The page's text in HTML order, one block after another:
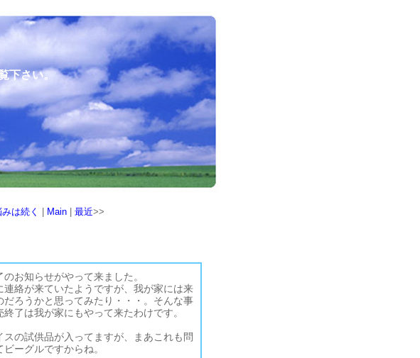
下さい。
は続く Main| 最近>>
お知らせがやって来ました。
絡が来ていたようですが、我が家には来
ろうかと思ってみたり・・・。そんな事
了は我が家にもやって来たわけです。
の試供品が入ってますが、まあこれも問
ーグルですからね。